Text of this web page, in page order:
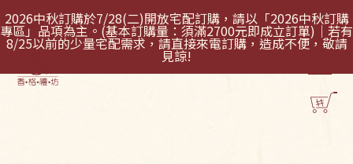
2026中秋訂購於7/28(二)開放宅配訂購，請以「2026中秋訂購
專區」品項為主。(基本訂購量：須滿2700元即成立訂單)｜若有
8/25以前的少量宅配需求，請直接來電訂購，造成不便，敬請
見諒!